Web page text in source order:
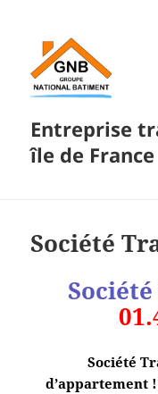
Entreprise
île de France
Société
Société
d’appartement